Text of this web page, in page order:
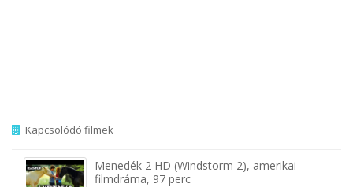
Kapcsolódó filmek
Menedék 2 HD (Windstorm 2), amerikai
filmdráma, 97 perc